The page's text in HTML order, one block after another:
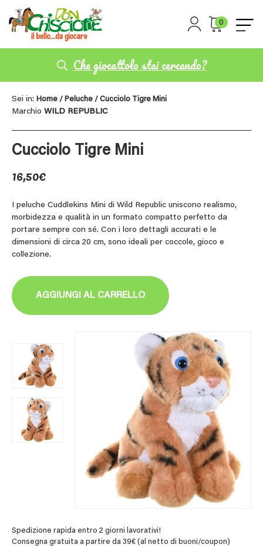
0
Che giocattolo stai cercando?
Sei in: Home / Peluche / Cucciolo Tigre Mini
Marchio WILD REPUBLIC
Cucciolo Tigre Mini
16,50€
I peluche Cuddlekins Mini di Wild Republic uniscono realismo,
morbidezza e qualità in un formato compatto perfetto da
portare sempre con sé. Con i loro dettagli accurati e le
dimensioni di circa 20 cm, sono ideali per coccole, gioco e
collezione.
AGGIUNGI AL CARRELLO
Spedizione rapida entro 2 giorni lavorativi!
Consegna gratuita a partire da 39€ (al netto di buoni/coupon)